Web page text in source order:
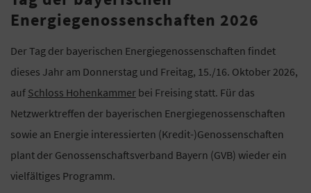
Energiegenossenschaften 2026
Der Tag der bayerischen Energiegenossenschaften findet
dieses Jahr am Donnerstag und Freitag, 15./16. Oktober 2026,
auf Schloss Hohenkammer bei Freising statt. Für das
Netzwerktreffen der bayerischen Energiegenossenschaften
sowie an Energie interessierten (Kredit-)Genossenschaften
plant der Genossenschaftsverband Bayern (GVB) wieder ein
vielfältiges Programm.